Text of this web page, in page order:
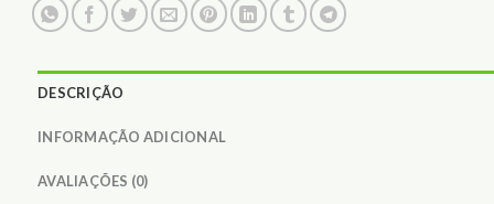
DESCRIÇÃO
INFORMAÇÃO ADICIONAL
AVALIAÇÕES (0)